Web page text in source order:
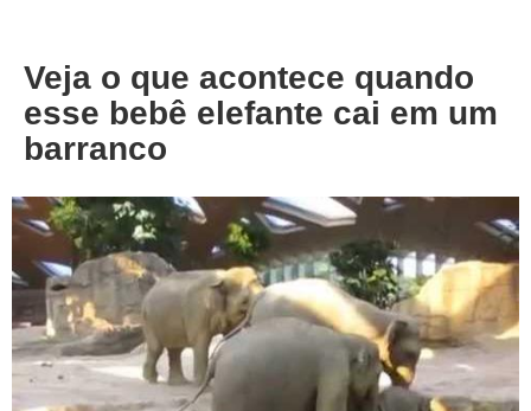
Veja o que acontece quando
esse bebê elefante cai em um
barranco